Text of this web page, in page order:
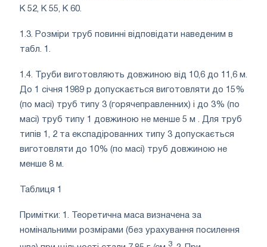
К 52, К 55, К 60.
1.3. Розміри труб повинні відповідати наведеним в
табл. 1.
1.4. Труби виготовляють довжиною від 10,6 до 11,6 м.
До 1 січня 1989 р допускається виготовляти до 15%
(по масі) труб типу 3 (горячеправленних) і до 3% (по
масі) труб типу 1 довжиною не менше 5 м . Для труб
типів 1, 2 та експадірованних типу 3 допускається
виготовляти до 10% (по масі) труб довжиною не
менше 8 м.
Таблиця 1
Примітки: 1. Теоретична маса визначена за
номінальними розмірами (без урахування посилення
3